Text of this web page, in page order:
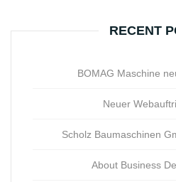
RECENT
BOMAG Maschine
Neuer
Scholz Baumaschinen
About Business